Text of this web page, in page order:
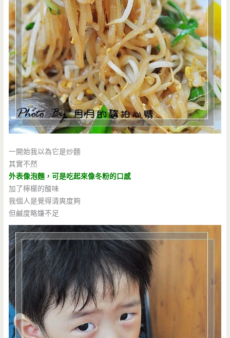
一開始我以為它是炒麵
其實不然
外表像泡麵，可是吃起來像冬粉的口感
加了檸檬的酸味
我個人是覺得清爽度夠
但鹹度略嫌不足